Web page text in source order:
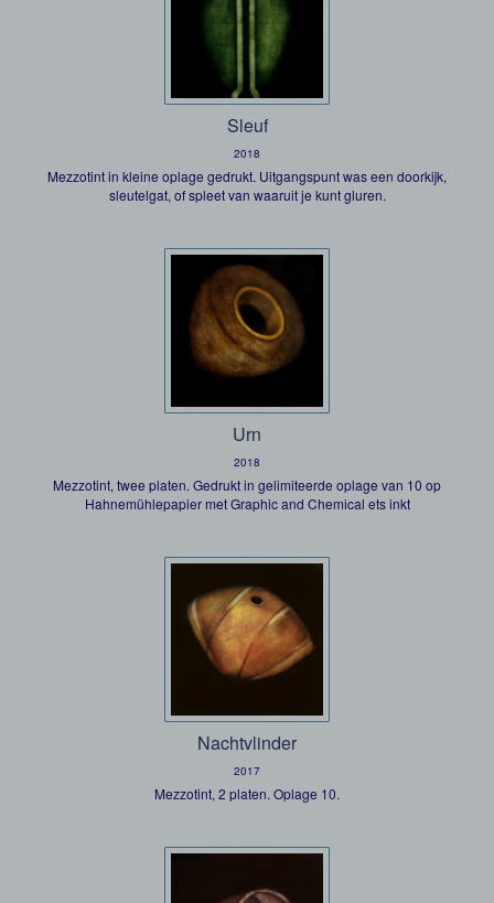
Sleuf
2018
Mezzotint in kleine oplage gedrukt. Uitgangspunt was een doorkijk,
sleutelgat, of spleet van waaruit je kunt gluren.
Urn
2018
Mezzotint, twee platen. Gedrukt in gelimiteerde oplage van 10 op
Hahnemühlepapier met Graphic and Chemical ets inkt
Nachtvlinder
2017
Mezzotint, 2 platen. Oplage 10.